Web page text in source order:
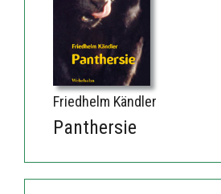
Friedhelm Kändler
Panthersie